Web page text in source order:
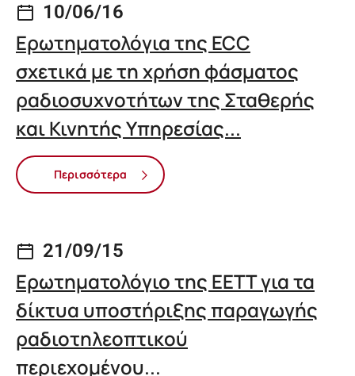
10/06/16
Ερωτηματολόγια της ECC
σχετικά με τη χρήση φάσματος
ραδιοσυχνοτήτων της Σταθερής
και Κινητής Υπηρεσίας...
Περισσότερα
21/09/15
Ερωτηματολόγιο της ΕΕΤΤ για τα
δίκτυα υποστήριξης παραγωγής
ραδιοτηλεοπτικού
περιεχομένου...